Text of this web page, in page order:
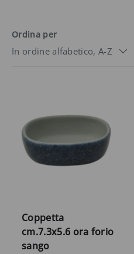
Ordina per
In ordine alfabetico, A-Z
Coppetta
cm.7.3x5.6 ora forio
sango